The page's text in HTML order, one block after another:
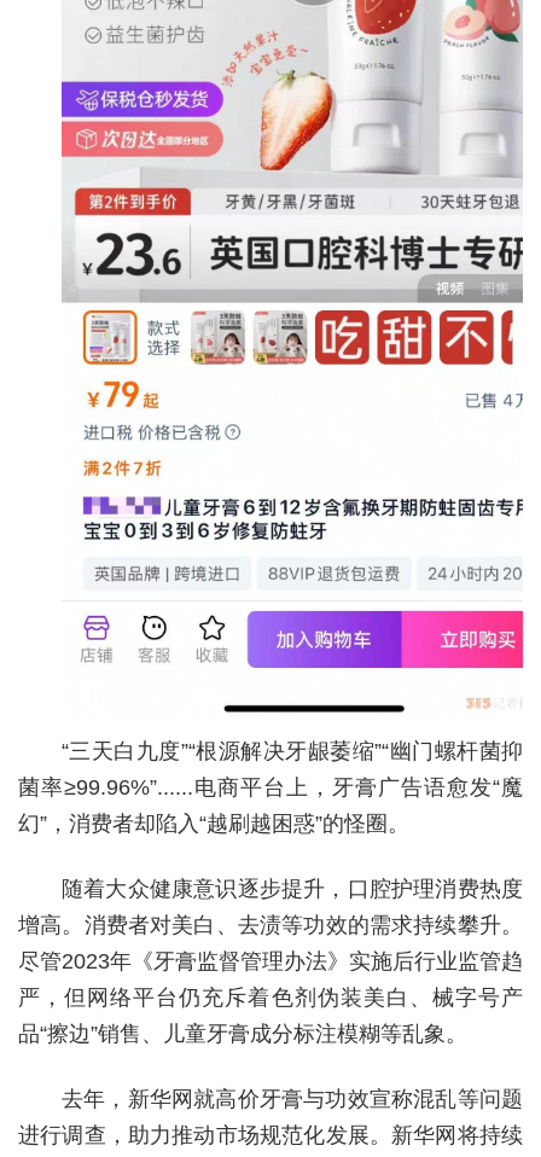
“三天白九度”“根源解决牙龈萎缩”“幽门螺杆菌抑
菌率≥99.96%”......电商平台上，牙膏广告语愈发“魔
幻”，消费者却陷入“越刷越困惑”的怪圈。
随着大众健康意识逐步提升，口腔护理消费热度
增高。消费者对美白、去渍等功效的需求持续攀升。
尽管2023年《牙膏监督管理办法》实施后行业监管趋
严，但网络平台仍充斥着色剂伪装美白、械字号产
品“擦边”销售、儿童牙膏成分标注模糊等乱象。
去年，新华网就高价牙膏与功效宣称混乱等问题
进行调查，助力推动市场规范化发展。新华网将持续